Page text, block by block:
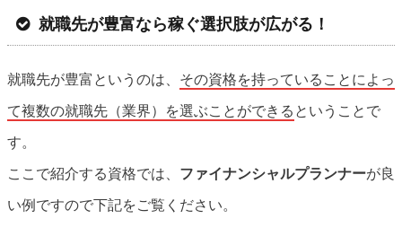
就職先が豊富なら稼ぐ選択肢が広がる！
就職先が豊富というのは、 その資格を持っていることによっ
て複数の就職先（業界）を選ぶことができる ということで
す。
ここで紹介する資格では、 ファイナンシャルプランナーが良
い例ですので下記をご覧ください。